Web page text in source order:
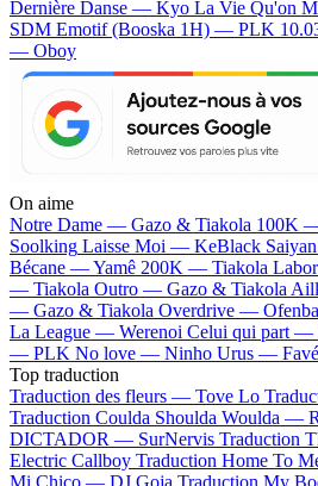
Dernière Danse — Kyo La Vie Qu'on
SDM Emotif (Booska 1H) — PLK
— Oboy
On aime
Notre Dame — Gazo & Tiakola 100K
Soolking Laisse Moi — KeBlack
Bécane —Yamê 200K — Tiakola
— Tiakola Outro — Gazo & Tiakola
— Gazo & Tiakola Overdrive —
La League — Werenoi Celui qui part —
— PLK No love — Ninho Urus —
Top traduction
Traduction des fleurs — Tove Lo
Traduction Coulda Shoulda Woulda —
DICTADOR — SurNervis Traduction
Electric Callboy Traduction Home To
Mi Chico — DJ Goja Traduction My